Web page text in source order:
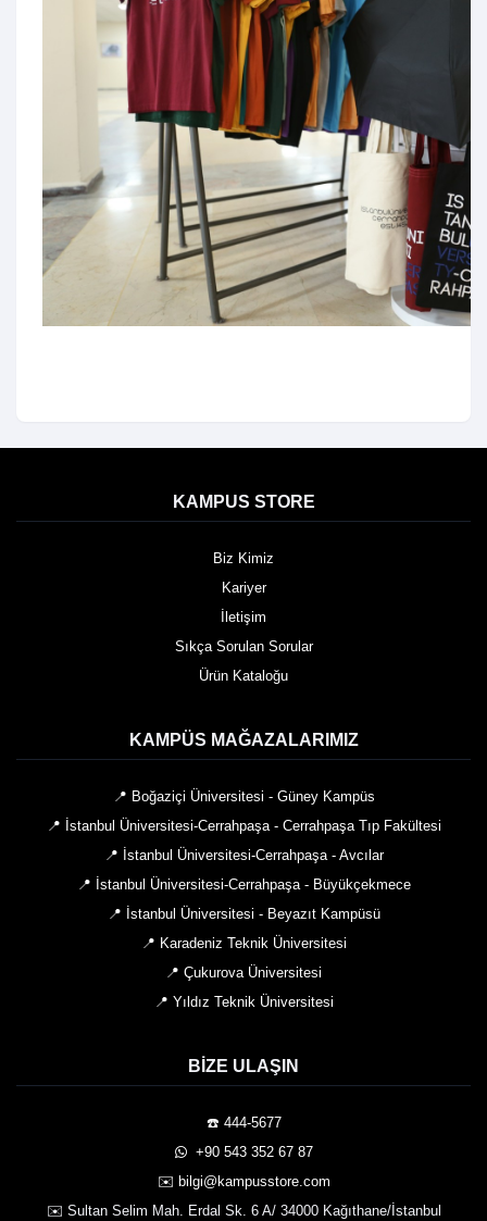
KAMPUS STORE
Biz Kimiz
Kariyer
İletişim
Sıkça Sorulan Sorular
Ürün Kataloğu
KAMPÜS MAĞAZALARIMIZ
📍 Boğaziçi Üniversitesi - Güney Kampüs
📍 İstanbul Üniversitesi-Cerrahpaşa - Cerrahpaşa Tıp Fakültesi
📍 İstanbul Üniversitesi-Cerrahpaşa - Avcılar
📍 İstanbul Üniversitesi-Cerrahpaşa - Büyükçekmece
📍 İstanbul Üniversitesi - Beyazıt Kampüsü
📍 Karadeniz Teknik Üniversitesi
📍 Çukurova Üniversitesi
📍 Yıldız Teknik Üniversitesi
BIZE ULAŞIN
☎️ 444-5677
️ +90 543 352 67 87
✉️ bilgi@kampusstore.com
✉️ Sultan Selim Mah. Erdal Sk. 6 A/ 34000 Kağıthane/İstanbul